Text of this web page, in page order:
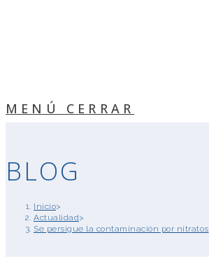
MENÚ CERRAR
BLOG
Inicio>
Actualidad>
Se persigue la contaminación por nitratos